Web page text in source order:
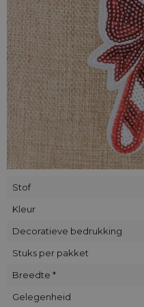
Stof
Kleur
Decoratieve bedrukking
Stuks per pakket
Breedte *
Gelegenheid